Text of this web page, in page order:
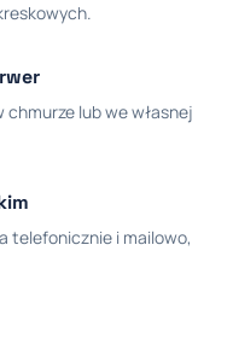
lub we własnej
telefonicznie i mailowo,